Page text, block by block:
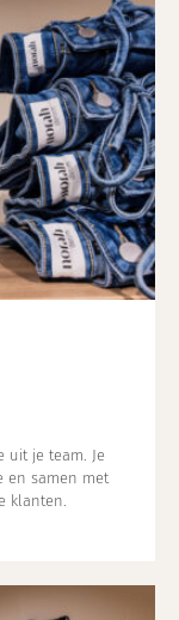
uit je team. Je
en samen met
klanten.